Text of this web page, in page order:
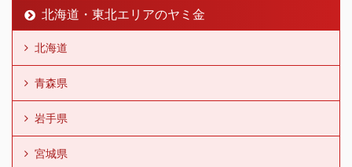
北海道・東北エリアのヤミ金
北海道
青森県
岩手県
宮城県